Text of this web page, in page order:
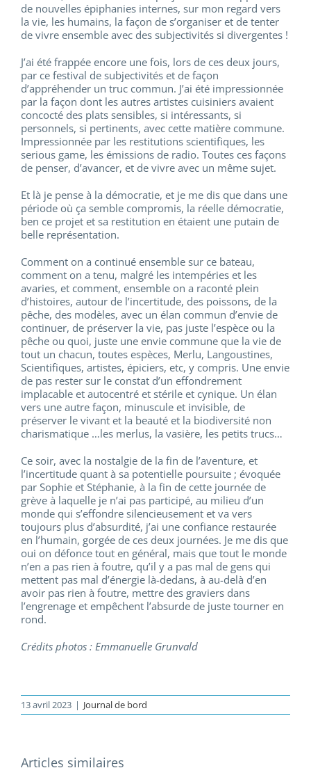
de nouvelles épiphanies internes, sur mon regard vers
la vie, les humains, la façon de s’organiser et de tenter
de vivre ensemble avec des subjectivités si divergentes !
J’ai été frappée encore une fois, lors de ces deux jours,
par ce festival de subjectivités et de façon
d’appréhender un truc commun. J’ai été impressionnée
par la façon dont les autres artistes cuisiniers avaient
concocté des plats sensibles, si intéressants, si
personnels, si pertinents, avec cette matière commune.
Impressionnée par les restitutions scientifiques, les
serious game, les émissions de radio. Toutes ces façons
de penser, d’avancer, et de vivre avec un même sujet.
Et là je pense à la démocratie, et je me dis que dans une
période où ça semble compromis, la réelle démocratie,
ben ce projet et sa restitution en étaient une putain de
belle représentation.
Comment on a continué ensemble sur ce bateau,
comment on a tenu, malgré les intempéries et les
avaries, et comment, ensemble on a raconté plein
d’histoires, autour de l’incertitude, des poissons, de la
pêche, des modèles, avec un élan commun d’envie de
continuer, de préserver la vie, pas juste l’espèce ou la
pêche ou quoi, juste une envie commune que la vie de
tout un chacun, toutes espèces, Merlu, Langoustines,
Scientifiques, artistes, épiciers, etc, y compris. Une envie
de pas rester sur le constat d’un effondrement
implacable et autocentré et stérile et cynique. Un élan
vers une autre façon, minuscule et invisible, de
préserver le vivant et la beauté et la biodiversité non
charismatique …les merlus, la vasière, les petits trucs…
Ce soir, avec la nostalgie de la fin de l’aventure, et
l’incertitude quant à sa potentielle poursuite ; évoquée
par Sophie et Stéphanie, à la fin de cette journée de
grève à laquelle je n’ai pas participé, au milieu d’un
monde qui s’effondre silencieusement et va vers
toujours plus d’absurdité, j’ai une confiance restaurée
en l’humain, gorgée de ces deux journées. Je me dis que
oui on défonce tout en général, mais que tout le monde
n’en a pas rien à foutre, qu’il y a pas mal de gens qui
mettent pas mal d’énergie là-dedans, à au-delà d’en
avoir pas rien à foutre, mettre des graviers dans
l’engrenage et empêchent l’absurde de juste tourner en
rond.
Crédits photos : Emmanuelle Grunvald
13 avril 2023 | Journal de bord
Articles similaires